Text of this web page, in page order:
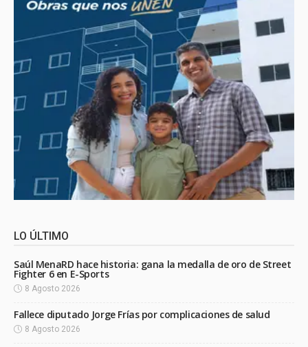
LO ÚLTIMO
Saúl MenaRD hace historia: gana la medalla de oro de Street
Fighter 6 en E-Sports
8 Agosto 2026
Fallece diputado Jorge Frías por complicaciones de salud
8 Agosto 2026